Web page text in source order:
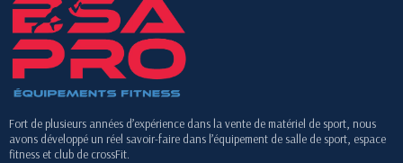
Fort de plusieurs années d’expérience dans la vente de matériel de sport, nous
avons développé un réel savoir-faire dans l’équipement de salle de sport, espace
fitness et club de crossFit.